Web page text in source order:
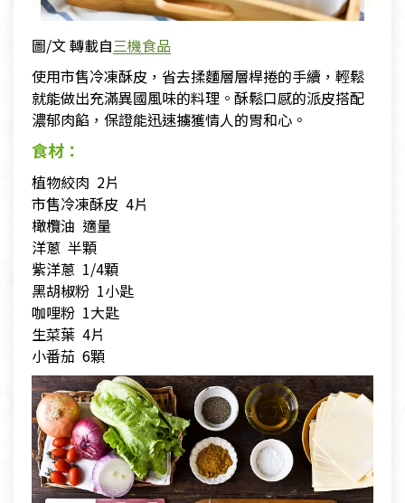
圖/文 轉載自三機食品
使用市售冷凍酥皮，省去揉麵層層桿捲的手續，輕鬆
就能做出充滿異國風味的料理。酥鬆口感的派皮搭配
濃郁肉餡，保證能迅速擄獲情人的胃和心。
食材：
植物絞肉 2片
市售冷凍酥皮 4片
橄欖油 適量
洋蔥 半顆
紫洋蔥 1/4顆
黑胡椒粉 1小匙
咖哩粉 1大匙
生菜葉 4片
小番茄 6顆